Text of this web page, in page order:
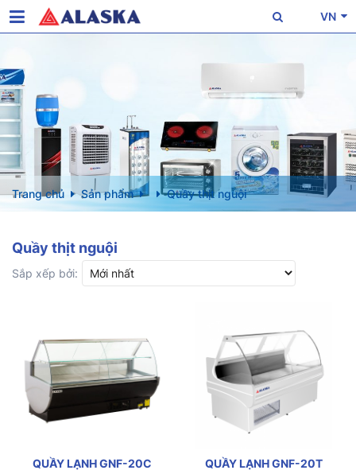
VN
Trang chủ Sản phẩm Quầy thịt nguội
Quầy thịt nguội
Sắp xếp bởi:
QUẦY LẠNH GNF-20C QUẦY LẠNH GNF-20T